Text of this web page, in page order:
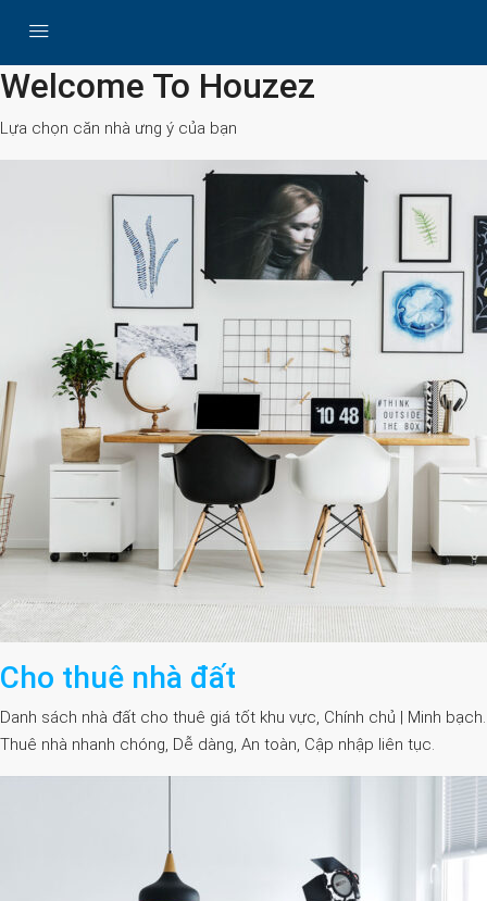
Search
Welcome To Houzez
Lựa chọn căn nhà ưng ý của bạn
Cho thuê nhà đất
Danh sách nhà đất cho thuê giá tốt khu vực, Chính chủ | Minh bạch.
Thuê nhà nhanh chóng, Dễ dàng, An toàn, Cập nhập liên tục.